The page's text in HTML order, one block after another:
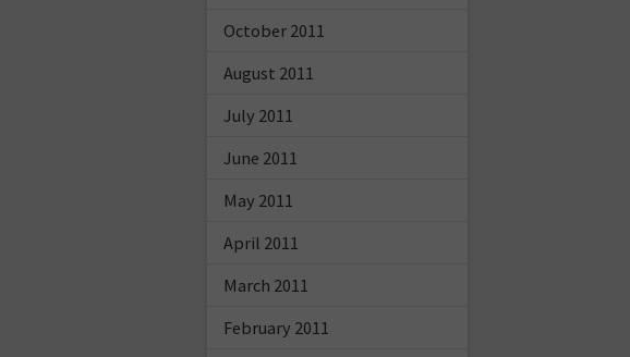
October 2011
August 2011
July 2011
June 2011
May 2011
April 2011
March 2011
February 2011